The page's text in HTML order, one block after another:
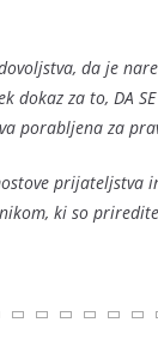
da je
dokaz za to, DA
porabljena za
prijateljstva
ki so